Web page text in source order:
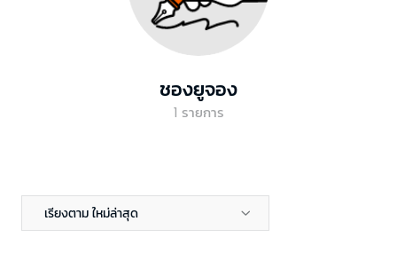
ชองยูจอง
1 รายการ
เรียงตาม ใหม่ล่าสุด